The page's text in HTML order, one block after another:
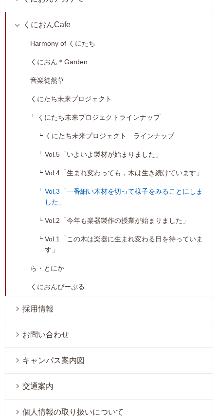
くにおんCafe
Harmony of くにたち
くにおん＊Garden
音楽徒然草
くにたち未来プロジェクト
くにたち未来プロジェクトラインナップ
くにたち未来プロジェクト ラインナップ
Vol.5「いよいよ製材が始まりました」
Vol.4「生まれ変わっても，木は生き続けています」
Vol.3「一番細い木材を切って様子をみることにしま
した」
Vol.2「今年も楽器製作の授業が始まりました」
Vol.1「この木は楽器に生まれ変わる日を待っていま
す」
ら・とにか
くにおんぴーぷる
採用情報
お問い合わせ
キャンパス案内図
交通案内
個人情報の取り扱いについて